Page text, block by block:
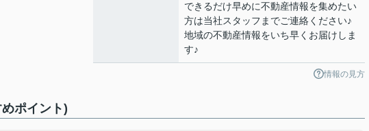
できるだけ早めに不動産情報を集めたい
方は当社スタッフまでご連絡ください♪
地域の不動産情報をいち早くお届けしま
す♪
情報の見方
ポイント)